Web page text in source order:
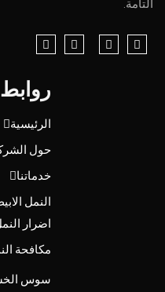
التامة.
الرئيسية
حول
خدماتنا
النمل
اضرار
مكافحة
سوس